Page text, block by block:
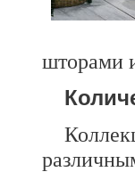
шторами